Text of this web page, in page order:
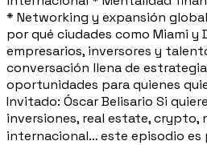
* Networking y expansión
por qué ciudades como Miami y
empresarios, inversores y
conversación llena de
oportunidades para quienes
Invitado: Óscar Belisario Si
inversiones, real estate, crypto,
internacional… este episodio es